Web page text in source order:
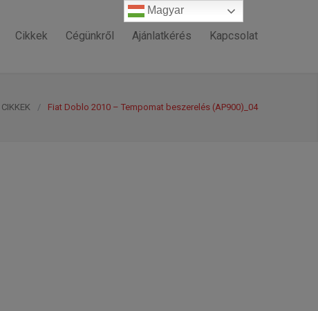
Cikkek Cégünkről Ajánlatkérés Kapcsolat
CIKKEK / Fiat Doblo 2010 – Tempomat beszerelés (AP900)_04
Magyar